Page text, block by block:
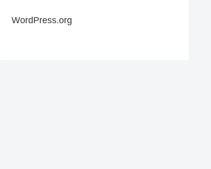
WordPress.org